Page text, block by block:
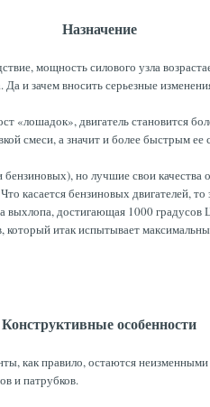
Назначение
мощность силового узла
и зачем вносить серьезные
двигатель становится
смеси, а значит и более быстрым ее
но лучшие свои
касается бензиновых двигателей,
выхлопа, достигающая 1000 градусов
итак испытывает
Конструктивные особенности
как правило, остаются
и патрубков.